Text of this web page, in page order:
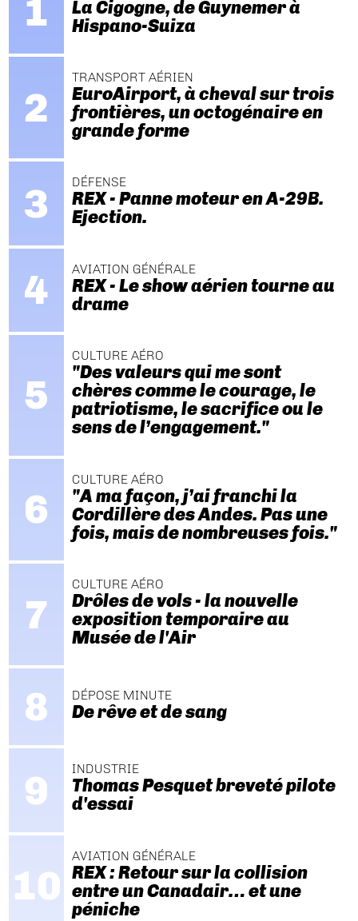
La Cigogne, de Guynemer à
Hispano-Suiza
TRANSPORT AÉRIEN
EuroAirport, à cheval sur trois
frontières, un octogénaire en
grande forme
DÉFENSE
REX - Panne moteur en A-29B.
Ejection.
AVIATION GÉNÉRALE
REX - Le show aérien tourne au
drame
CULTURE AÉRO
"Des valeurs qui me sont
chères comme le courage, le
patriotisme, le sacrifice ou le
sens de l’engagement."
CULTURE AÉRO
"A ma façon, j’ai franchi la
Cordillère des Andes. Pas une
fois, mais de nombreuses fois."
CULTURE AÉRO
Drôles de vols - la nouvelle
exposition temporaire au
Musée de l'Air
DÉPOSE MINUTE
De rêve et de sang
INDUSTRIE
Thomas Pesquet breveté pilote
d'essai
AVIATION GÉNÉRALE
REX : Retour sur la collision
entre un Canadair… et une
péniche